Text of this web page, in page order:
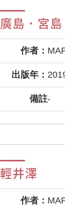
廣島．宮
作者：
出版年：
備註-
輕井澤
作者：